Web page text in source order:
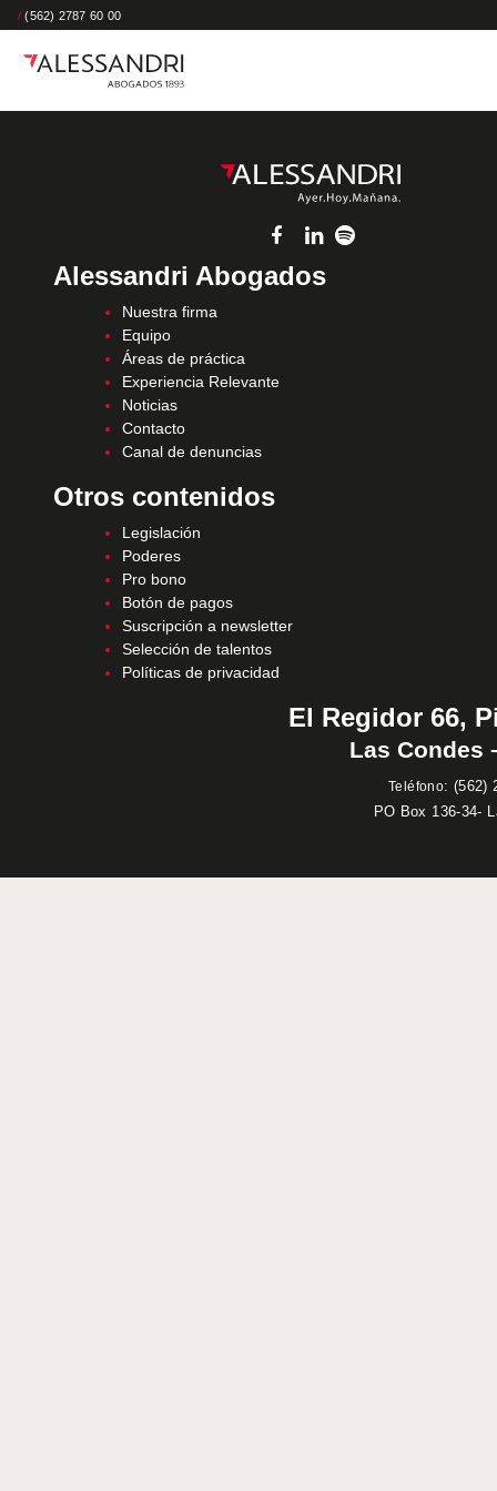
/ (562) 2787 60 00
Alessandri Abogados
Nuestra firma
Equipo
Áreas de práctica
Experiencia Relevante
Noticias
Contacto
Canal de denuncias
Otros contenidos
Legislación
Poderes
Pro bono
Botón de pagos
Suscripción a newsletter
Selección de talentos
Políticas de privacidad
El Regidor 66,
Las Condes
Teléfono: (562)
PO Box 136-34-